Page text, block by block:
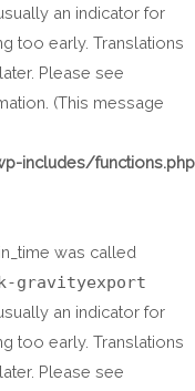
an indicator for
too early. Translations
Please see
(This message
includes/functions.php
was called
gravityexport
an indicator for
too early. Translations
Please see